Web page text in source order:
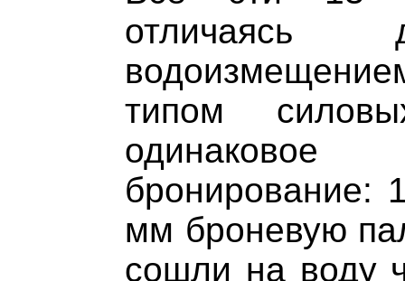
типом
бронирование:
мм броневую
сошли на воду